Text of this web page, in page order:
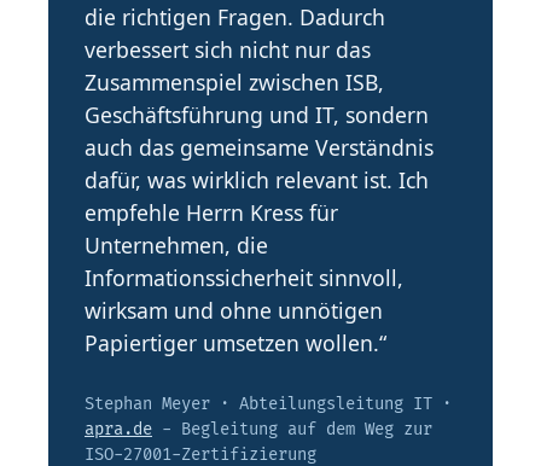
die richtigen Fragen. Dadurch
verbessert sich nicht nur das
Zusammenspiel zwischen ISB,
Geschäftsführung und IT, sondern
auch das gemeinsame Verständnis
dafür, was wirklich relevant ist. Ich
empfehle Herrn Kress für
Unternehmen, die
Informationssicherheit sinnvoll,
wirksam und ohne unnötigen
Papiertiger umsetzen wollen.“
Stephan Meyer · Abteilungsleitung IT ·
apra.de - Begleitung auf dem Weg zur
ISO-27001-Zertifizierung